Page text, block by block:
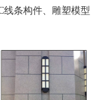
线条构件、雕塑模型